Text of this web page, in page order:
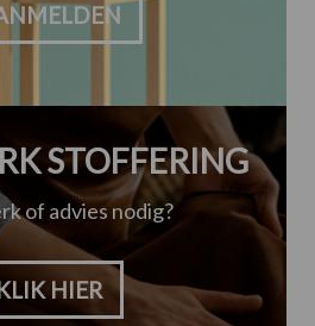
STOFFERING
of advies nodig?
HIER